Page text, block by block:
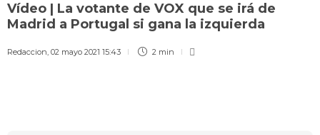
Vídeo | La votante de VOX que se irá de
Madrid a Portugal si gana la izquierda
Redaccion, 02 mayo 2021 15:43 2 min